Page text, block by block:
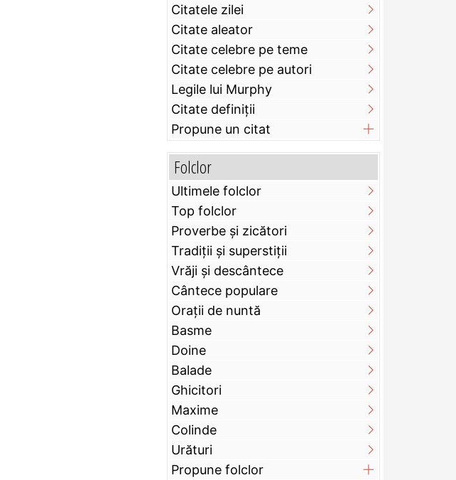
Citatele zilei
Citate aleator
Citate celebre pe teme
Citate celebre pe autori
Legile lui Murphy
Citate definiţii
Propune un citat
Folclor
Ultimele folclor
Top folclor
Proverbe și zicători
Tradiții și superstiții
Vrăji și descântece
Cântece populare
Orații de nuntă
Basme
Doine
Balade
Ghicitori
Maxime
Colinde
Urături
Propune folclor